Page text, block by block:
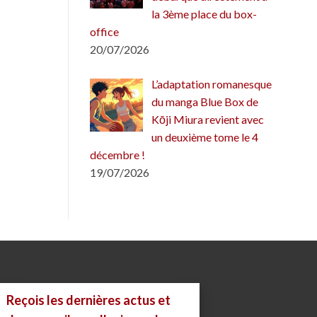
la 3ème place du box-
office
20/07/2026
L’adaptation romanesque
du manga Blue Box de
Kōji Miura revient avec
un deuxième tome le 4
décembre !
19/07/2026
Reçois les dernières actus et